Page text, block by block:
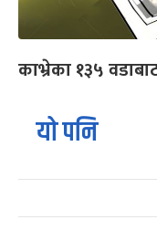
काभ्रेका १३५
यो पनि